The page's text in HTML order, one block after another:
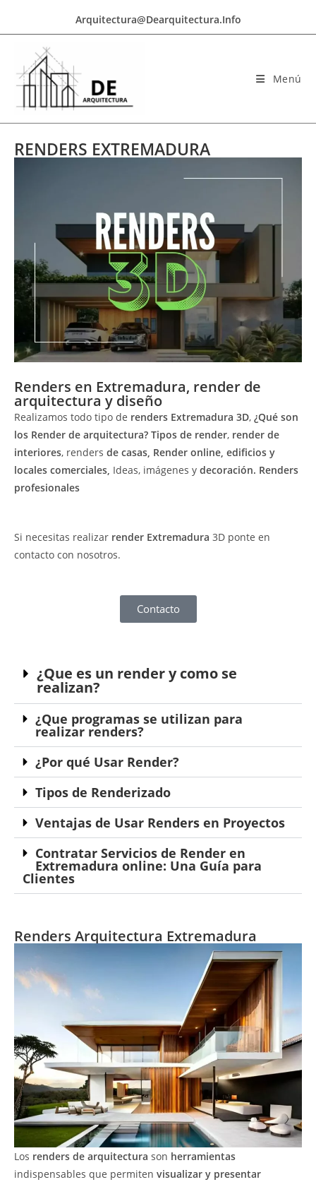
Arquitectura@dearquitectura.info
Menú
RENDERS EXTREMADURA
Renders en Extremadura, render de
arquitectura y diseño
Realizamos todo tipo de renders Extremadura 3D, ¿Qué son
los Render de arquitectura? Tipos de render, render de
interiores, renders de casas, Render online, edificios y
locales comerciales, Ideas, imágenes y decoración. Renders
profesionales
Si necesitas realizar render Extremadura 3D ponte en
contacto con nosotros.
Contacto
¿Que es un render y como se
realizan?
¿Que programas se utilizan para
realizar renders?
¿Por qué Usar Render?
Tipos de Renderizado
Ventajas de Usar Renders en Proyectos
Contratar Servicios de Render en
Extremadura online: Una Guía para
Clientes
Renders Arquitectura Extremadura
Los renders de arquitectura son herramientas
indispensables que permiten visualizar y presentar